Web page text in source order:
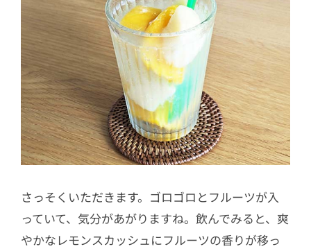
さっそくいただきます。ゴロゴロとフルーツが入
っていて、気分があがりますね。飲んでみると、爽
やかなレモンスカッシュにフルーツの香りが移っ